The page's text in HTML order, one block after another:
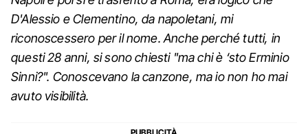
D'Alessio e Clementino, da napoletani, mi
riconoscessero per il nome. Anche perché tutti, in
questi 28 anni, si sono chiesti "ma chi è ‘sto Erminio
Sinni?". Conoscevano la canzone, ma io non ho mai
avuto visibilità.